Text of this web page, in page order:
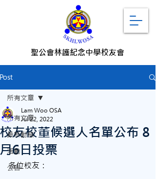
聖公會林護紀念中學校友會
Post
所有文章
最新動態
活動
公告
所有文章
校友校董候選人名單公布 8
月6日投票
Lam Woo OSA
Jul 22, 2022
各位校友：